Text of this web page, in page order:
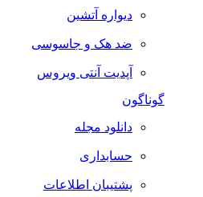
دیواره آتشین
ضد هک و جاسوسی
آپدیت آنتی ویروس
گوناگون
دانلود مجله
حسابداری
پشتیبان اطلاعات